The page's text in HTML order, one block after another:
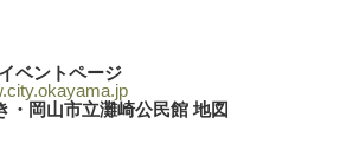
ベントページ
・岡山市立灘崎公民館 地図